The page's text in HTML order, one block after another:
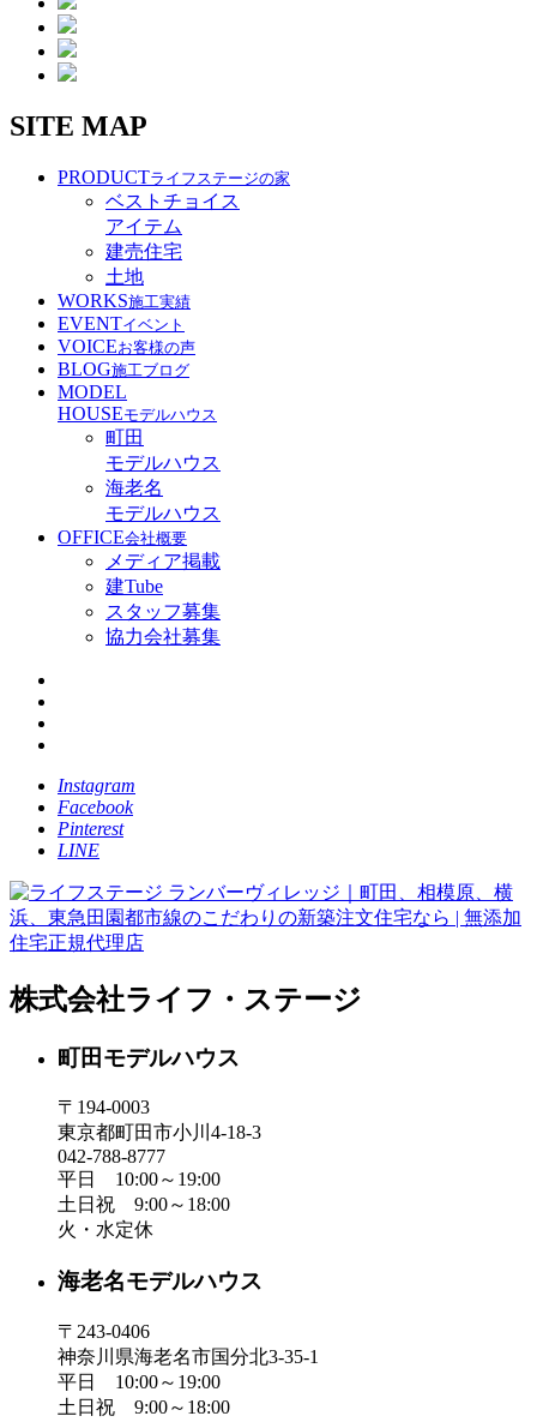
SITE MAP
PRODUCTライフステージの家
ベストチョイス
アイテム
建売住宅
土地
WORKS施工実績
EVENTイベント
VOICEお客様の声
BLOG施工ブログ
MODEL
HOUSEモデルハウス
町田
モデルハウス
海老名
モデルハウス
OFFICE会社概要
メディア掲載
建Tube
スタッフ募集
協力会社募集
Instagram
Facebook
Pinterest
LINE
株式会社ライフ・ステージ
町田モデルハウス
〒194-0003
東京都町田市小川4-18-3
042-788-8777
平日 10:00～19:00
土日祝 9:00～18:00
火・水定休
海老名モデルハウス
〒243-0406
神奈川県海老名市国分北3-35-1
平日 10:00～19:00
土日祝 9:00～18:00